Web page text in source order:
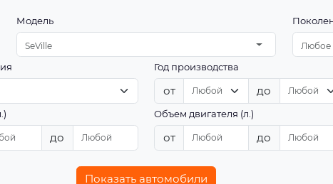
Модель
SeVille Любое
Год производства
от до
до
Объем двигателя (л.)
от до
Показать автомобили